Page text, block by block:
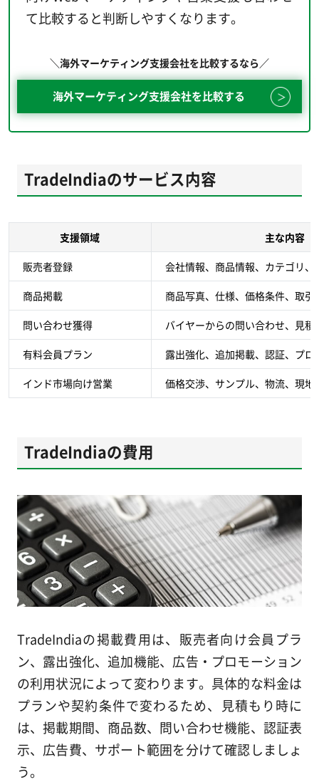
て比較すると判断しやすくなります。
＼海外マーケティング支援会社を比較するなら／
海外マーケティング支援会社を比較する
TradeIndiaのサービス内容
支援領域 主な内容
販売者登録 会社情報、商品情報、カテゴリ、
商品掲載 商品写真、仕様、価格条件、取引
問い合わせ獲得 バイヤーからの問い合わせ、見
有料会員プラン 露出強化、追加掲載、認証、プロ
インド市場向け営業 価格交渉、サンプル、物流、現地
TradeIndiaの費用
TradeIndiaの掲載費用は、販売者向け会員プラ
ン、露出強化、追加機能、広告・プロモーション
の利用状況によって変わります。具体的な料金は
プランや契約条件で変わるため、見積もり時に
は、掲載期間、商品数、問い合わせ機能、認証表
示、広告費、サポート範囲を分けて確認しましょ
う。